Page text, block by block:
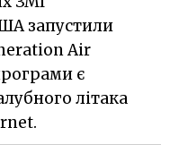
запустили
Air
є
літака